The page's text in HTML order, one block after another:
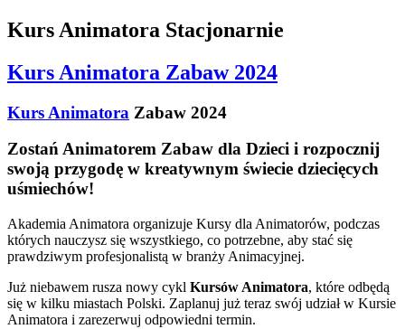
Kurs Animatora Stacjonarnie
Kurs Animatora Zabaw 2024
Kurs Animatora Zabaw 2024
Zostań Animatorem Zabaw dla Dzieci i rozpocznij
swoją przygodę w kreatywnym świecie dziecięcych
uśmiechów!
Akademia Animatora organizuje Kursy dla Animatorów, podczas
których nauczysz się wszystkiego, co potrzebne, aby stać się
prawdziwym profesjonalistą w branży Animacyjnej.
Już niebawem rusza nowy cykl Kursów Animatora, które odbędą
się w kilku miastach Polski. Zaplanuj już teraz swój udział w Kursie
Animatora i zarezerwuj odpowiedni termin.